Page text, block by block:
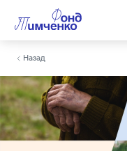
Назад